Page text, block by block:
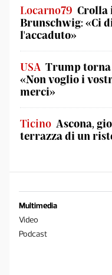
Locarno79 Crolla
Brunschwig: «Ci
l'accaduto»
USA Trump torna
«Non voglio i
merci»
Ticino Ascona,
terrazza di un
Multimedia
Video
Podcast